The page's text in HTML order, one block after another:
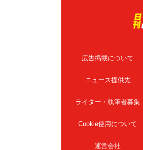
広告掲載について
ニュース提供先
ライター・執筆者募集
Cookie使用について
運営会社